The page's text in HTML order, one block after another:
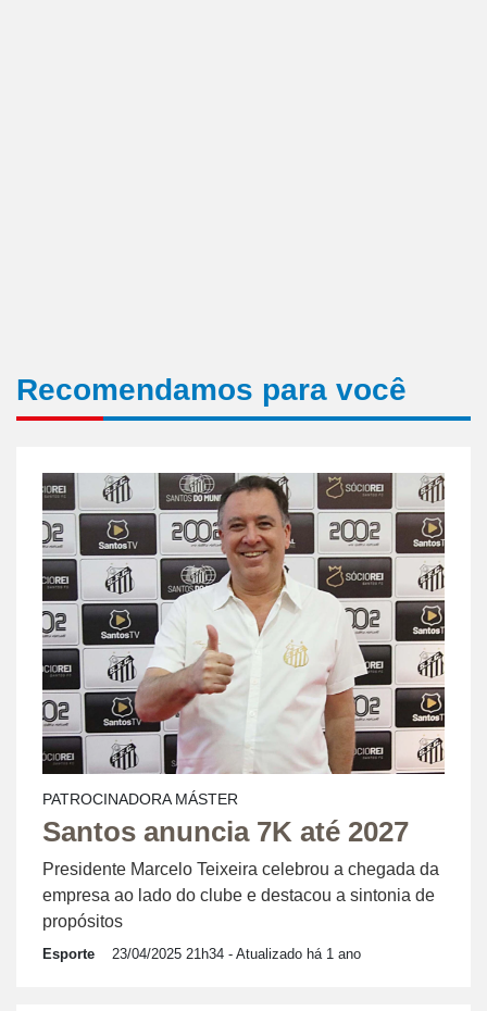
Recomendamos para você
PATROCINADORA MÁSTER
Santos anuncia 7K até 2027
Presidente Marcelo Teixeira celebrou a chegada da
empresa ao lado do clube e destacou a sintonia de
propósitos
Esporte 23/04/2025 21h34 - Atualizado há 1 ano